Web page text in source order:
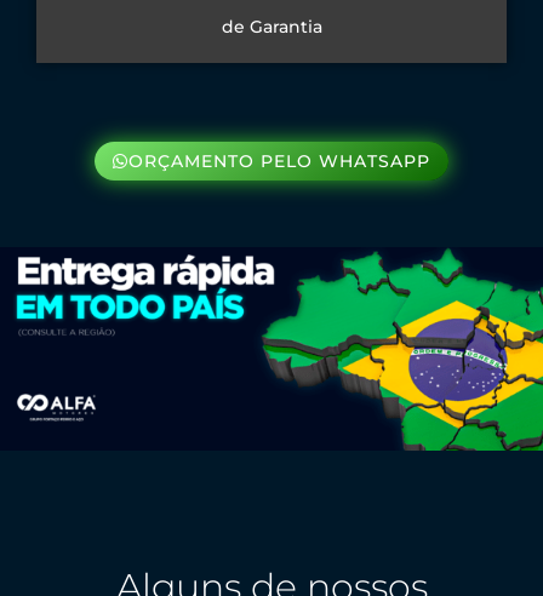
de Garantia
ORÇAMENTO PELO WHATSAPP